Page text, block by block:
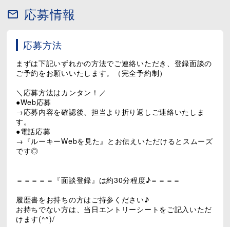
応募情報
応募方法
まずは下記いずれかの方法でご連絡いただき、登録面談の
ご予約をお願いいたします。（完全予約制）
＼応募方法はカンタン！／
●Web応募
→応募内容を確認後、担当より折り返しご連絡いたしま
す。
●電話応募
→『ルーキーWebを見た』とお伝えいただけるとスムーズ
です◎
＝＝＝＝＝『面談登録』は約30分程度♪＝＝＝＝
履歴書をお持ちの方はご持参ください♪
お持ちでない方は、当日エントリーシートをご記入いただ
けます(^^)/